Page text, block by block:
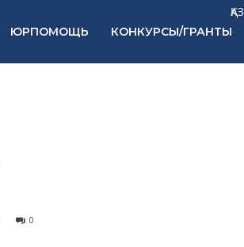
ҚАЗ
ЮРПОМОЩЬ КОНКУРСЫ/ГРАНТЫ
0